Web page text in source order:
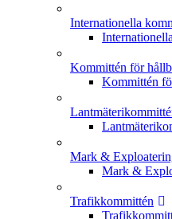
Internationella
Kommittén för
Kommittén
Mark &
Mark &
Trafikkommittén